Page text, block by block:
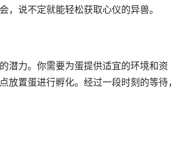
说不定就能轻松获取心仪的异兽。
潜力。你需要为蛋提供适宜的环境和资
置蛋进行孵化。经过一段时刻的等待，